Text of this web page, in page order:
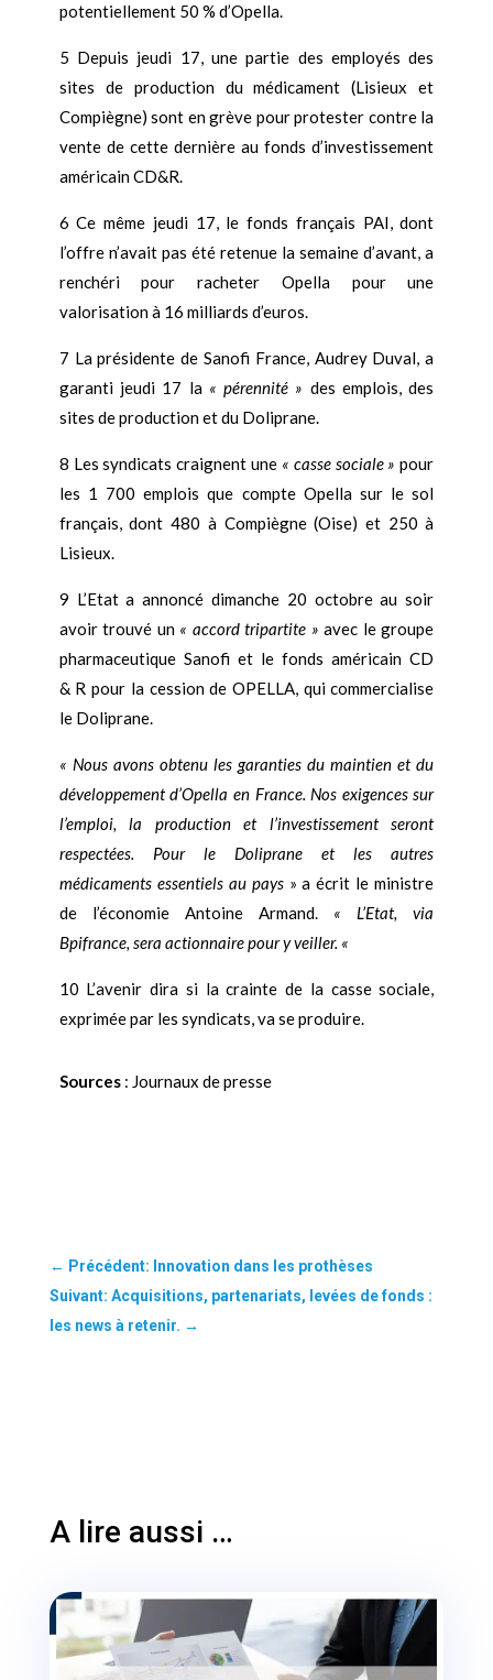
potentiellement 50 % d’Opella.
5 Depuis jeudi 17, une partie des employés des
sites de production du médicament (Lisieux et
Compiègne) sont en grève pour protester contre la
vente de cette dernière au fonds d’investissement
américain CD&R.
6 Ce même jeudi 17, le fonds français PAI, dont
l’offre n’avait pas été retenue la semaine d’avant, a
renchéri pour racheter Opella pour une
valorisation à 16 milliards d’euros.
7 La présidente de Sanofi France, Audrey Duval, a
garanti jeudi 17 la « pérennité » des emplois, des
sites de production et du Doliprane.
8 Les syndicats craignent une « casse sociale » pour
les 1 700 emplois que compte Opella sur le sol
français, dont 480 à Compiègne (Oise) et 250 à
Lisieux.
9 L’Etat a annoncé dimanche 20 octobre au soir
avoir trouvé un « accord tripartite »avec le groupe
pharmaceutique Sanofi et le fonds américain CD
& R pour la cession de OPELLA, qui commercialise
le Doliprane.
« Nous avons obtenu les garanties du maintien et du
développement d’Opella en France. Nos exigences sur
l’emploi, la production et l’investissement seront
respectées. Pour le Doliprane et les autres
médicaments essentiels au pays » a écrit le ministre
de l’économie Antoine Armand. « L’Etat, via
Bpifrance, sera actionnaire pour y veiller. «
10 L’avenir dira si la crainte de la casse sociale,
exprimée par les syndicats, va se produire.
Sources : Journaux de presse
← Précédent: Innovation dans les prothèses
Suivant: Acquisitions, partenariats, levées de fonds :
les news à retenir. →
A lire aussi …